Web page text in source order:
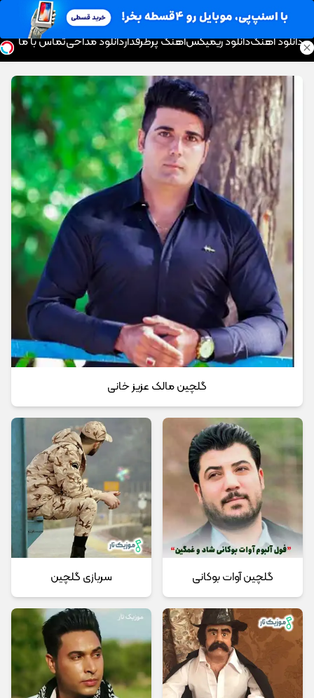
موزیک تار
دانلود آهنگدانلود ریمیکسآهنگ پرطرفداردانلود مداحیتماس با ما
گلچین مالک عزیز خانی
گلچین آوات بوکانی سربازی گلچین